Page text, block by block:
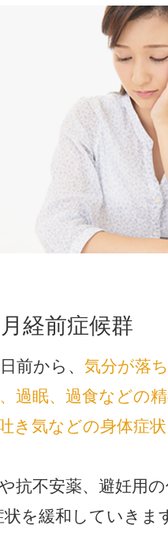
月経前症候群
前から、気分が落
過眠、過食などの
き気などの身体症状
抗不安薬、避妊用
を緩和していきま